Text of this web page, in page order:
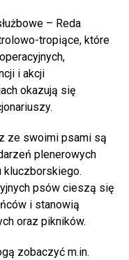
– Reda
tropiące, które
i akcji
okazują się
ze swoimi psami są
plenerowych
kluczborskiego.
psów cieszą się
i stanowią
oraz pikników.
zobaczyć m.in.